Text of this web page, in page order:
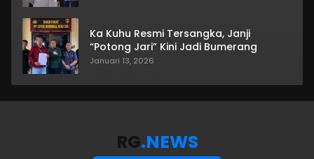
Ka Kuhu Resmi Tersangka, Janji
“Potong Jari” Kini Jadi Bumerang
Januari 13, 2026
RG.NEWS